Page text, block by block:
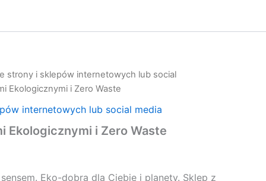
strony i sklepów internetowych lub social
Ekologicznymi i Zero Waste
internetowych lub social media
Ekologicznymi i Zero Waste
Eko-dobra dla Ciebie i planety. Sklep z